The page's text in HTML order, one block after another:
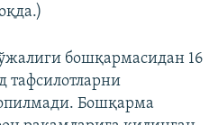
бошқармасидан 16
тафсилотларни
Бошқарма